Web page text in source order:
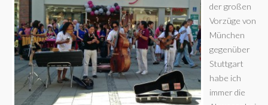
der großen
Vorzüge von
München
gegenüber
Stuttgart
habe ich
immer die